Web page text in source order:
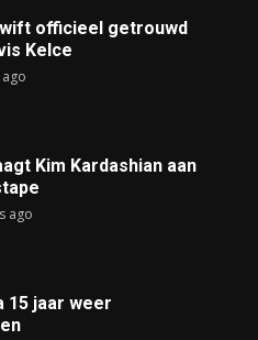
officieel getrouwd
Kelce
Kim Kardashian aan
ago
15 jaar weer